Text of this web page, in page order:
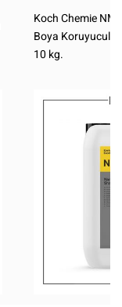
Koch Chemie
Boya Koruyuculu
10 kg.